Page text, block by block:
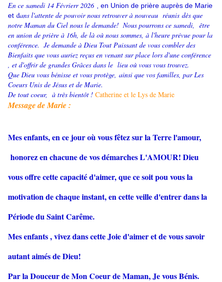
En ce samedi 14 Févrierr 2026 , en Union de prière auprès de Marie
et dans l'attente de pouvoir nous retrouver à nouveau réunis dès que
notre Maman du Ciel nous le demande! Nous pourrons ce samedi, être
en union de prière à 16h, de là où nous sommes, à l'heure prévue pour la
conférence. Je demande à Dieu Tout Puissant de vous combler des
Bienfaits que vous auriez reçus en venant sur place lors d'une conférence
, et d'offrir de grandes Grâces dans le lieu où vous vous trouvez.
Que Dieu vous bénisse et vous protège, ainsi que vos familles, par Les
Coeurs Unis de Jésus et de Marie.
De tout coeur, à très bientôt ! Catherine et le Lys de Marie
Message de Marie :
Mes enfants, en ce jour où vous fêtez sur la Terre l'amour,
honorez en chacune de vos démarches L'AMOUR! Dieu
vous offre cette capacité d'aimer, que ce soit pou vous la
motivation de chaque instant, en cette veille d'entrer dans la
Période du Saint Carême.
Mes enfants , vivez dans cette Joie d'aimer et de vous savoir
autant aimés de Dieu!
Par la Douceur de Mon Coeur de Maman, Je vous Bénis.